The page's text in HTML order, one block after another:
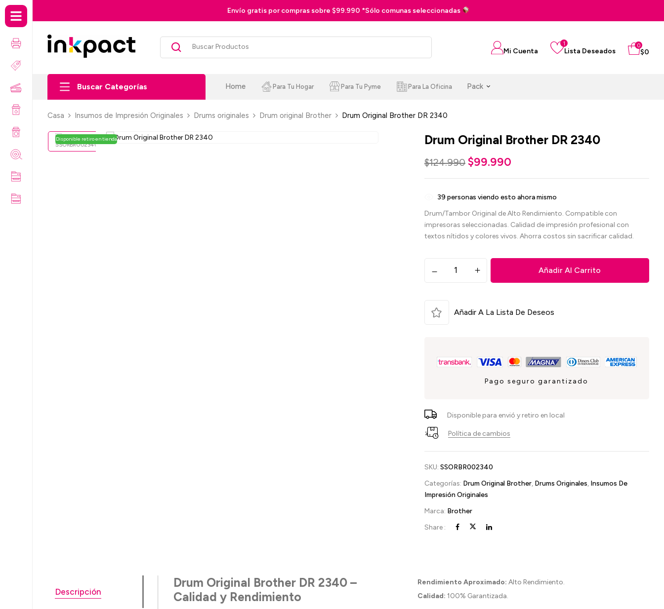
Envío gratis por compras sobre $99.990 *Sólo comunas seleccionadas
Mi Cuenta
1
Lista Deseados
0
$0
Buscar Categorías Home Para Tu Hogar Para Tu Pyme Para La Oficina Pack
Casa Insumos de Impresión Originales Drums originales Drum original Brother Drum Original Brother DR 2340
Disponible retiro en tienda Drum Original Brother DR 2340
$124.990 $99.990
39 personas viendo esto ahora mismo
Drum/Tambor Original de Alto Rendimiento. Compatible con
impresoras seleccionadas. Calidad de impresión profesional con
textos nítidos y colores vivos. Ahorra costos sin sacrificar calidad.
Añadir Al Carrito
Añadir A La Lista De Deseos
Pago seguro garantizado
Disponible para envió y retiro en local
Política de cambios
SKU: SSORBR002340
Categorías: Drum Original Brother, Drums Originales, Insumos De
Impresión Originales
Marca: Brother
Share :
Descripción
Drum Original Brother DR 2340 –
Calidad y Rendimiento
Rendimiento Aproximado: Alto Rendimiento.
Calidad: 100% Garantizada.